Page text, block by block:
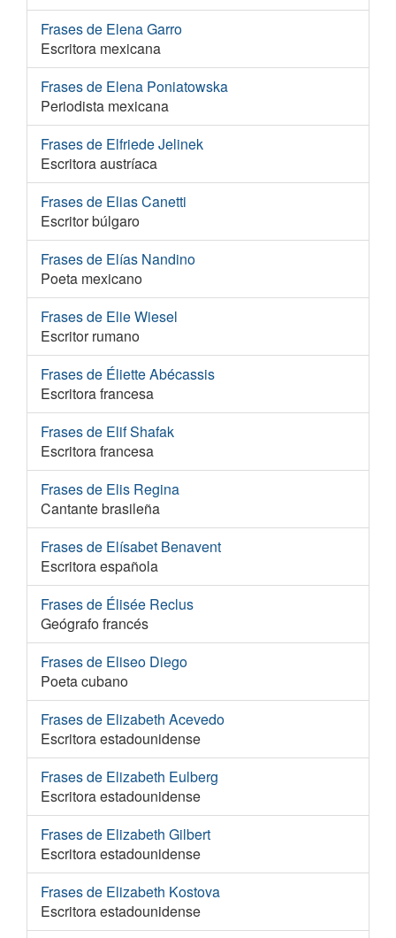
Frases de Elena Garro
Escritora mexicana
Frases de Elena Poniatowska
Periodista mexicana
Frases de Elfriede Jelinek
Escritora austríaca
Frases de Elias Canetti
Escritor búlgaro
Frases de Elías Nandino
Poeta mexicano
Frases de Elie Wiesel
Escritor rumano
Frases de Éliette Abécassis
Escritora francesa
Frases de Elif Shafak
Escritora francesa
Frases de Elis Regina
Cantante brasileña
Frases de Elísabet Benavent
Escritora española
Frases de Élisée Reclus
Geógrafo francés
Frases de Eliseo Diego
Poeta cubano
Frases de Elizabeth Acevedo
Escritora estadounidense
Frases de Elizabeth Eulberg
Escritora estadounidense
Frases de Elizabeth Gilbert
Escritora estadounidense
Frases de Elizabeth Kostova
Escritora estadounidense